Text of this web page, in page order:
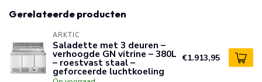
Gerelateerde producten
ARKTIC
Saladette met 3 deuren –
verhoogde GN vitrine – 380L
– roestvast staal –
geforceerde luchtkoeling
€1.913,95